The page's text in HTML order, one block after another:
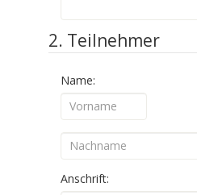
2. Teilnehmer
Name:
Anschrift: